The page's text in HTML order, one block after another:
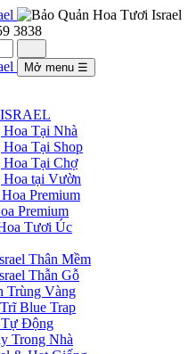
3838
Mở menu ☰
Tại Nhà
Tại Shop
Tại Chợ
tại Vườn
Premium
Premium
Tươi Úc
Thân Mềm
Thẫn Gỗ
Trùng Vàng
Blue Trap
Động
Trong Nhà